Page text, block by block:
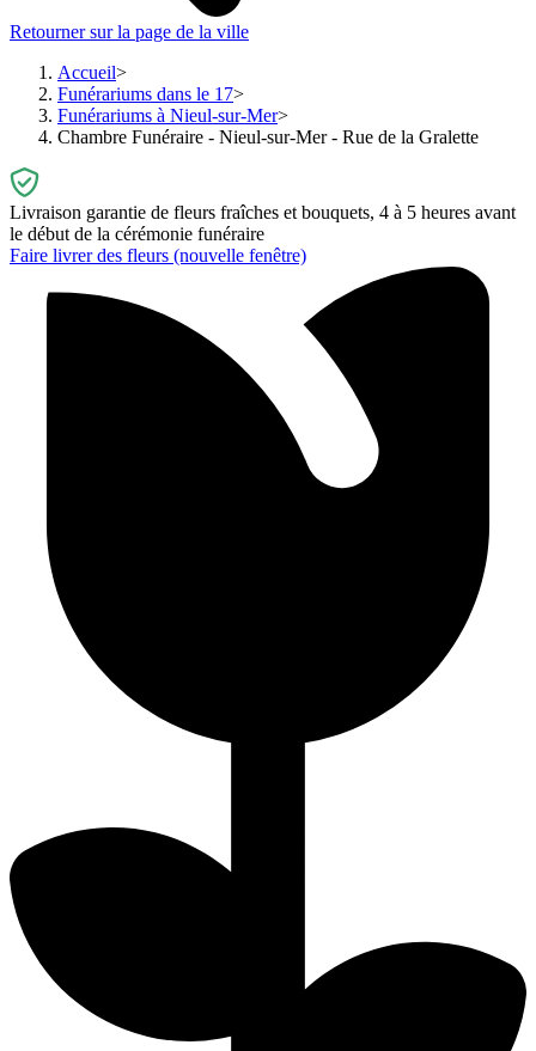
Retourner sur la page de la ville
Accueil
Funérariums dans le 17
Funérariums à Nieul-sur-Mer
Chambre Funéraire - Nieul-sur-Mer - Rue de la Gralette
Livraison garantie de fleurs fraîches et bouquets, 4 à 5 heures avant
le début de la cérémonie funéraire
Faire livrer des fleurs (nouvelle fenêtre)